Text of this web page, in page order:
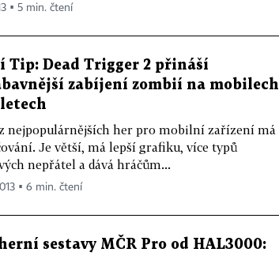
▪ 5 min. čtení
Tip: Dead Trigger 2 přináší
zabíjení zombií na mobilech
nejpopulárnějších her pro mobilní zařízení má
Je větší, má lepší grafiku, více typů
nepřátel a dává hráčům...
▪ 6 min. čtení
sestavy MČR Pro od HAL3000: